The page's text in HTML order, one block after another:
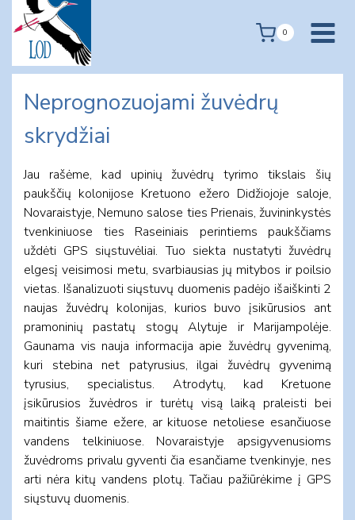
content
0
Neprognozuojami žuvėdrų
skrydžiai
Jau rašėme, kad upinių žuvėdrų tyrimo tikslais šių
paukščių kolonijose Kretuono ežero Didžiojoje saloje,
Novaraistyje, Nemuno salose ties Prienais, žuvininkystės
tvenkiniuose ties Raseiniais perintiems paukščiams
uždėti GPS siųstuvėliai. Tuo siekta nustatyti žuvėdrų
elgesį veisimosi metu, svarbiausias jų mitybos ir poilsio
vietas. Išanalizuoti siųstuvų duomenis padėjo išaiškinti 2
naujas žuvėdrų kolonijas, kurios buvo įsikūrusios ant
pramoninių pastatų stogų Alytuje ir Marijampolėje.
Gaunama vis nauja informacija apie žuvėdrų gyvenimą,
kuri stebina net patyrusius, ilgai žuvėdrų gyvenimą
tyrusius, specialistus. Atrodytų, kad Kretuone
įsikūrusios žuvėdros ir turėtų visą laiką praleisti bei
maitintis šiame ežere, ar kituose netoliese esančiuose
vandens telkiniuose. Novaraistyje apsigyvenusioms
žuvėdroms privalu gyventi čia esančiame tvenkinyje, nes
arti nėra kitų vandens plotų. Tačiau pažiūrėkime į GPS
siųstuvų duomenis.